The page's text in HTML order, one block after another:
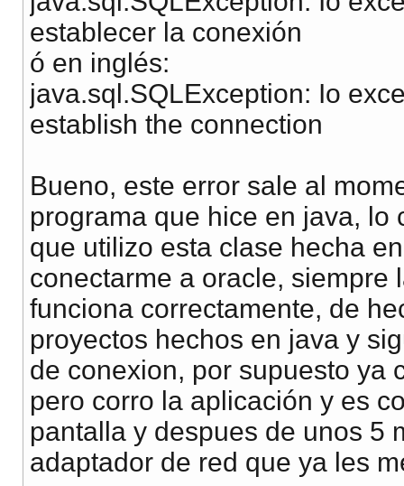
establecer la conexión
ó en inglés:
java.sql.SQLException: Io
establish the connection
Bueno, este error sale al
programa que hice en java, lo
que utilizo esta clase hecha
conectarme a oracle, siempre
funciona correctamente, de
proyectos hechos en java y
de conexion, por supuesto ya
pero corro la aplicación y es
pantalla y despues de unos 5
adaptador de red que ya les